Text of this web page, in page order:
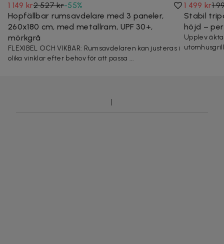
1 149 kr2 527 kr-55%
Hopfällbar rumsavdelare med 3 paneler,
260x180 cm, med metallram, UPF 30+,
mörkgrå
FLEXIBEL OCH VIKBAR: Rumsavdelaren kan justeras i
olika vinklar efter behov för att passa ...
1 499 kr1
Stabil
höjd –
Upplev